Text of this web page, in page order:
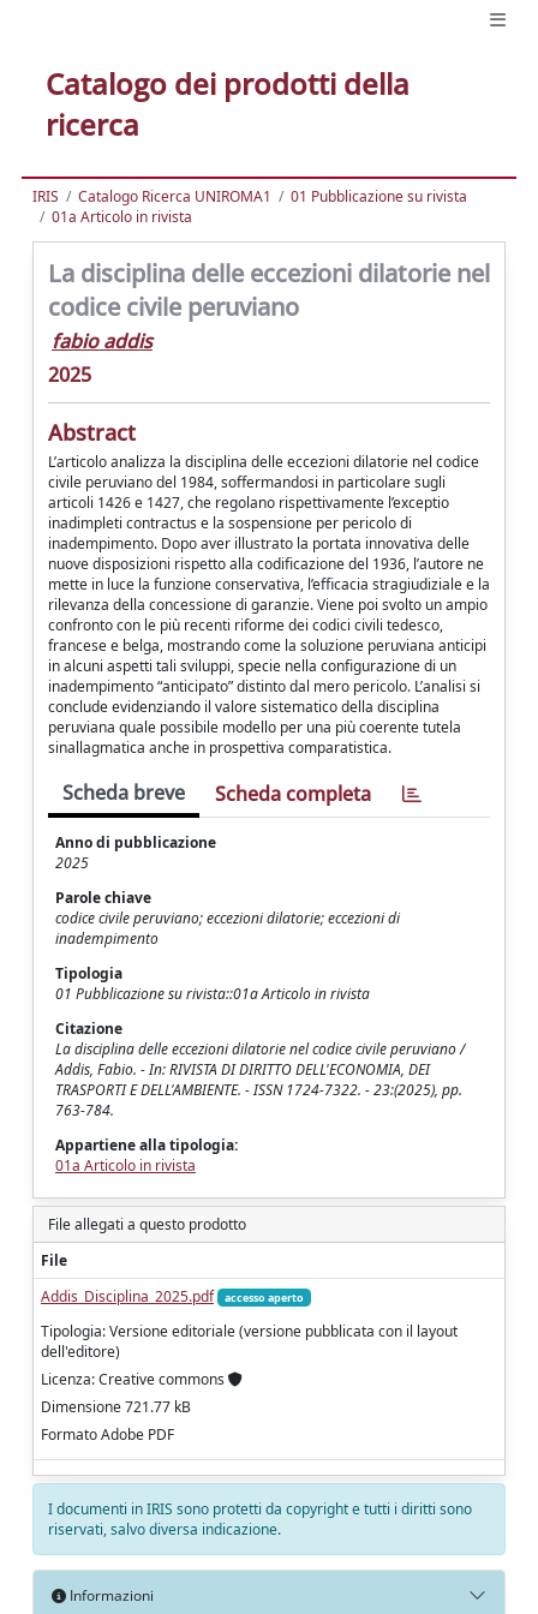
Catalogo dei prodotti della
ricerca
IRIS Catalogo Ricerca UNIROMA1
01 Pubblicazione su rivista
01a Articolo in rivista
La disciplina delle eccezioni dilatorie nel
codice civile peruviano
fabio addis
2025
Abstract
L’articolo analizza la disciplina delle eccezioni dilatorie nel codice
civile peruviano del 1984, soffermandosi in particolare sugli
articoli 1426 e 1427, che regolano rispettivamente l’exceptio
inadimpleti contractus e la sospensione per pericolo di
inadempimento. Dopo aver illustrato la portata innovativa delle
nuove disposizioni rispetto alla codificazione del 1936, l’autore ne
mette in luce la funzione conservativa, l’efficacia stragiudiziale e la
rilevanza della concessione di garanzie. Viene poi svolto un ampio
confronto con le più recenti riforme dei codici civili tedesco,
francese e belga, mostrando come la soluzione peruviana anticipi
in alcuni aspetti tali sviluppi, specie nella configurazione di un
inadempimento “anticipato” distinto dal mero pericolo. L’analisi si
conclude evidenziando il valore sistematico della disciplina
peruviana quale possibile modello per una più coerente tutela
sinallagmatica anche in prospettiva comparatistica.
Scheda breve Scheda completa
Anno di pubblicazione
2025
Parole chiave
codice civile peruviano; eccezioni dilatorie; eccezioni di
inadempimento
Tipologia
01 Pubblicazione su rivista::01a Articolo in rivista
Citazione
La disciplina delle eccezioni dilatorie nel codice civile peruviano /
Addis, Fabio. - In: RIVISTA DI DIRITTO DELL'ECONOMIA, DEI
TRASPORTI E DELL'AMBIENTE. - ISSN 1724-7322. - 23:(2025), pp.
763-784.
Appartiene alla tipologia:
01a Articolo in rivista
File allegati a questo prodotto
File
Addis_Disciplina_2025.pdf
accesso aperto
Tipologia: Versione editoriale (versione pubblicata con il layout
dell'editore)
Licenza: Creative commons
Dimensione 721.77 kB
Formato Adobe PDF
I documenti in IRIS sono protetti da copyright e tutti i diritti sono
riservati, salvo diversa indicazione.
Informazioni